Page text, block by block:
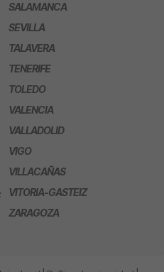
SALAMANCA
SEVILLA
TALAVERA
TENERIFE
TOLEDO
VALENCIA
VALLADOLID
VIGO
VILLACAÑAS
VITORIA-GASTEIZ
ZARAGOZA